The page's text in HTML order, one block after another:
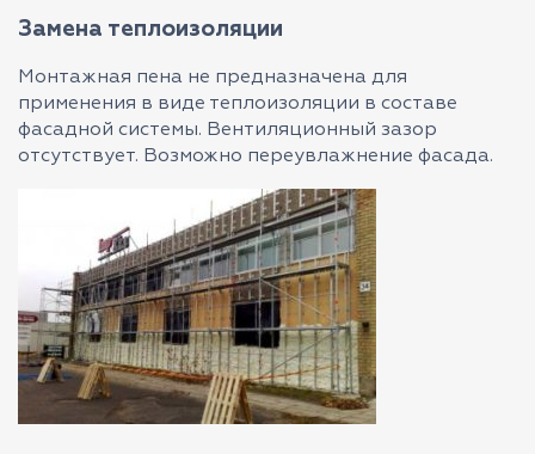
Замена теплоизоляции
Монтажная пена не предназначена для
применения в виде теплоизоляции в составе
фасадной системы. Вентиляционный зазор
отсутствует. Возможно переувлажнение фасада.